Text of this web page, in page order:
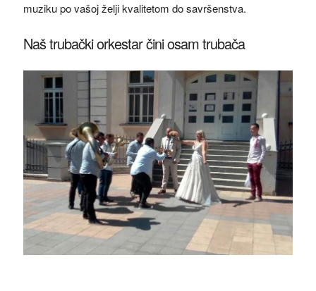
muziku po vašoj želji kvalitetom do savršenstva.
Naš trubački orkestar čini osam trubača